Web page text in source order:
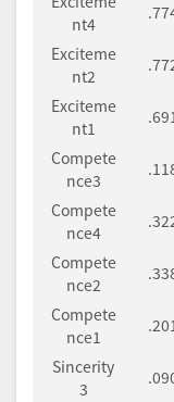
nt4
Exciteme
nt2
Exciteme
nt1
Compete
nce3
Compete
nce4
Compete
nce2
Compete
nce1
Sincerity
3